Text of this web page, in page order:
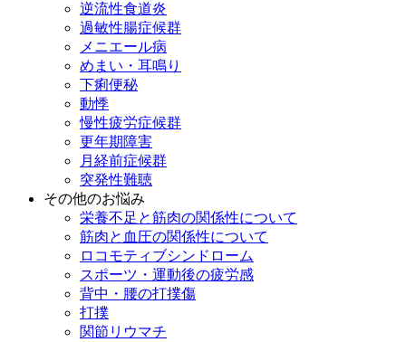
逆流性食道炎
過敏性腸症候群
メニエール病
めまい・耳鳴り
下痢便秘
動悸
慢性疲労症候群
更年期障害
月経前症候群
突発性難聴
その他のお悩み
栄養不足と筋肉の関係性について
筋肉と血圧の関係性について
ロコモティブシンドローム
スポーツ・運動後の疲労感
背中・腰の打撲傷
打撲
関節リウマチ